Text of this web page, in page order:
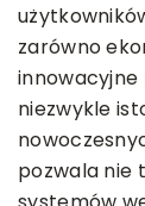
zarówno
innowacyjne
niezwykle
pozwala nie